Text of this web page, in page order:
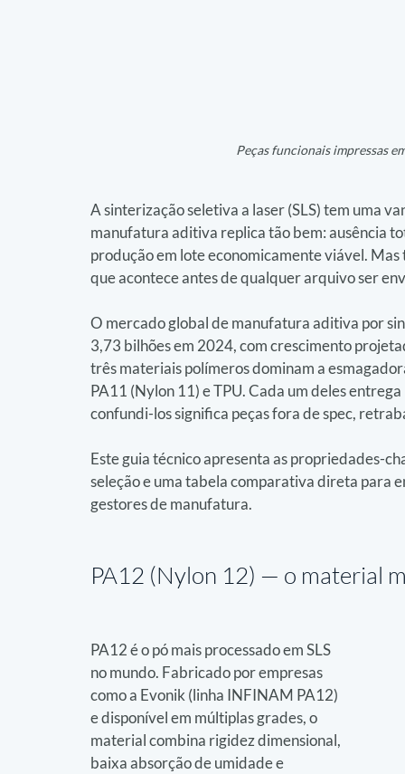
Peças funcionais impressas
A sinterização seletiva a laser (SLS) tem uma
manufatura aditiva replica tão bem: ausência
produção em lote economicamente viável.
que acontece antes de qualquer arquivo ser
O mercado global de manufatura aditiva por
3,73 bilhões em 2024, com crescimento
três materiais polímeros dominam a
PA11 (Nylon 11) e TPU. Cada um deles
confundi-los significa peças fora de spec,
Este guia técnico apresenta as propriedades-
seleção e uma tabela comparativa direta para
gestores de manufatura.
PA12 (Nylon 12) — o material
PA12 é o pó mais processado em SLS
no mundo. Fabricado por empresas
como a Evonik (linha INFINAM PA12)
e disponível em múltiplas grades, o
material combina rigidez dimensional,
baixa absorção de umidade e